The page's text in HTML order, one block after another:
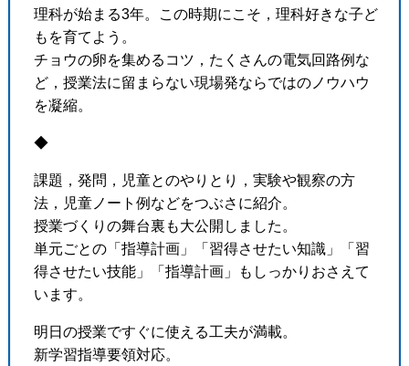
理科が始まる3年。この時期にこそ，理科好きな子ど
もを育てよう。
チョウの卵を集めるコツ，たくさんの電気回路例な
ど，授業法に留まらない現場発ならではのノウハウ
を凝縮。
◆
課題，発問，児童とのやりとり，実験や観察の方
法，児童ノート例などをつぶさに紹介。
授業づくりの舞台裏も大公開しました。
単元ごとの「指導計画」「習得させたい知識」「習
得させたい技能」「指導計画」もしっかりおさえて
います。
明日の授業ですぐに使える工夫が満載。
新学習指導要領対応。